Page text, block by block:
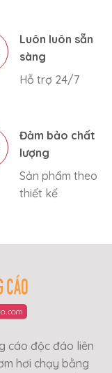
Luôn luôn sẵn
sàng
Hỗ trợ 24/7
Đảm bảo chất
lượng
Sản phẩm theo
thiết kế
cáo độc đáo liên
hơi chạy bằng